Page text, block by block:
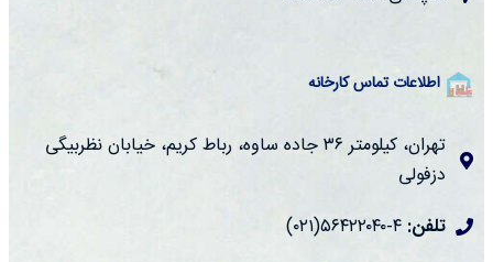
اطلاعات تماس کارخانه
تهران، کیلومتر ۳۶ جاده ساوه، رباط کریم، خیابان نظربیگی
دزفولی
تلفن:۴-۵۶۴۲۲۰۴۰(۰۲۱)